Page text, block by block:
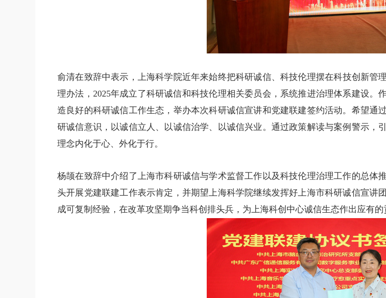
俞清在致辞中表示，上海科学院近年来始终把科研诚信、科技伦理摆在科技创新管
理办法，2025年成立了科研诚信和科技伦理相关委员会，系统推进治理体系建设。
造良好的科研诚信工作生态，举办本次科研诚信宣讲和党建联建签约活动。希望通
研诚信意识，以诚信立人、以诚信治学、以诚信兴业。通过政策解读与案例警示，
理念内化于心、外化于行。
杨颉在致辞中介绍了上海市科研诚信与学术监督工作以及科技伦理治理工作的总体
头开展党建联建工作表示肯定，并期望上海科学院继续发挥好上海市科研诚信宣讲
成可复制经验，在改革攻坚期争当科创排头兵，为上海科创中心诚信生态作出应有的